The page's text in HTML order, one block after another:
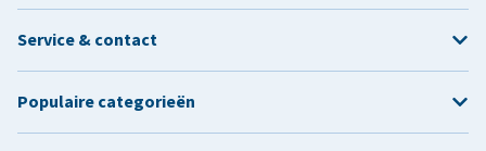
Service & contact
Populaire categorieën